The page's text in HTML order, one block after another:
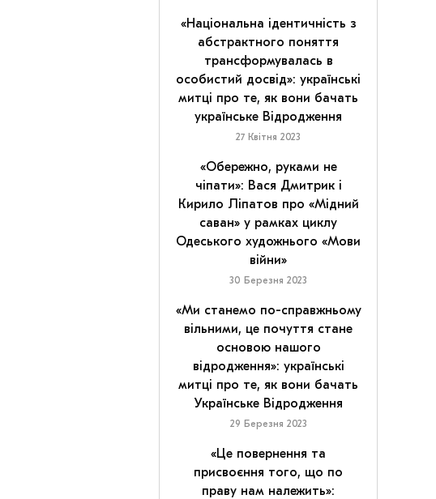
«Національна ідентичність з
абстрактного поняття
трансформувалась в
особистий досвід»: українські
митці про те, як вони бачать
українське Відродження
27 Квітня 2023
«Обережно, руками не
чіпати»: Вася Дмитрик і
Кирило Ліпатов про «Мідний
саван» у рамках циклу
Одеського художнього «Мови
війни»
30 Березня 2023
«Ми станемо по-справжньому
вільними, це почуття стане
основою нашого
відродження»: українські
митці про те, як вони бачать
Українське Відродження
29 Березня 2023
«Це повернення та
присвоєння того, що по
праву нам належить»: